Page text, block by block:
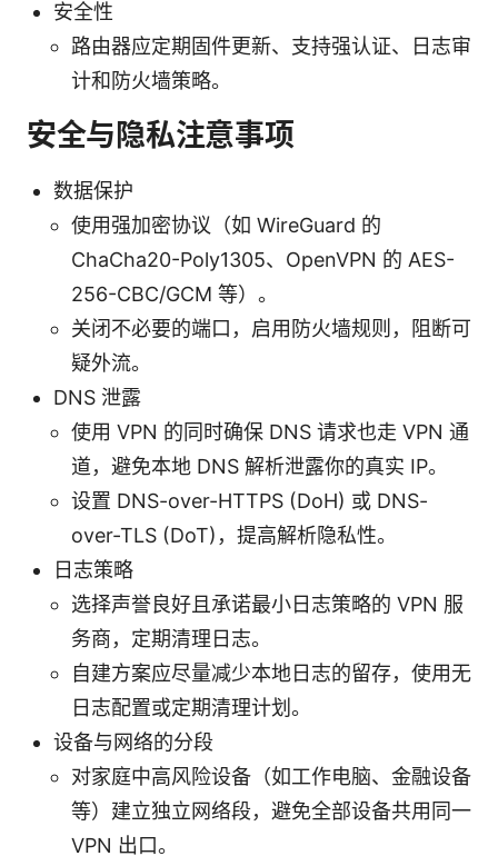
安全性
路由器应定期固件更新、支持强认证、日志审
计和防火墙策略。
安全与隐私注意事项
数据保护
使用强加密协议（如 WireGuard 的
ChaCha20-Poly1305、OpenVPN 的 AES-
256-CBC/GCM 等）。
关闭不必要的端口，启用防火墙规则，阻断可
疑外流。
DNS 泄露
使用 VPN 的同时确保 DNS 请求也走 VPN 通
道，避免本地 DNS 解析泄露你的真实 IP。
设置 DNS-over-HTTPS (DoH) 或 DNS-
over-TLS (DoT)，提高解析隐私性。
日志策略
选择声誉良好且承诺最小日志策略的 VPN 服
务商，定期清理日志。
自建方案应尽量减少本地日志的留存，使用无
日志配置或定期清理计划。
设备与网络的分段
对家庭中高风险设备（如工作电脑、金融设备
等）建立独立网络段，避免全部设备共用同一
VPN 出口。